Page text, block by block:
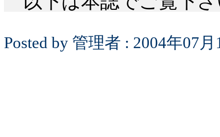
Posted by 管理者 : 2004年07月